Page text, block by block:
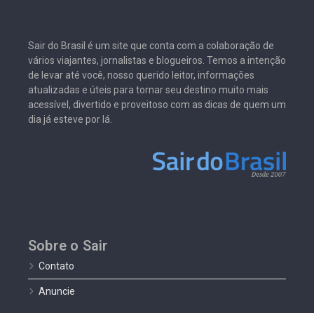
Sair do Brasil é um site que conta com a colaboração de
vários viajantes, jornalistas e blogueiros. Temos a intenção
de levar até você, nosso querido leitor, informações
atualizadas e úteis para tornar seu destino muito mais
acessível, divertido e proveitoso com as dicas de quem um
dia já esteve por lá.
Sobre o Sair
Contato
Anuncie